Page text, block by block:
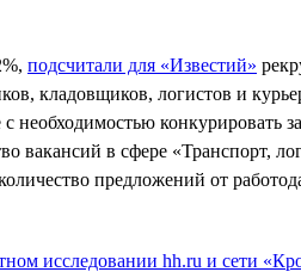
подсчитали для «Известий»
кладовщиков, логистов и
конкурировать
вакансий в сфере «Транспорт,
предложений от
исследовании hh.ru и сети